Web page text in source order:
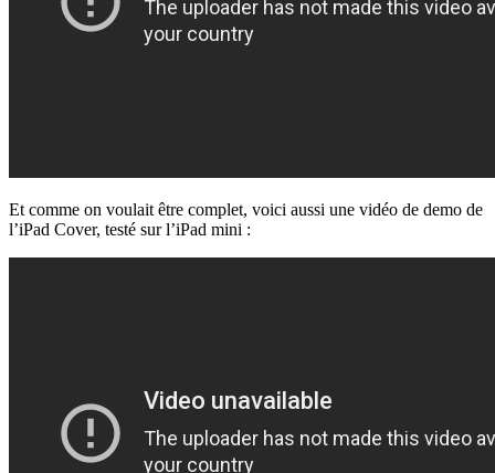
Et comme on voulait être complet, voici aussi une vidéo de demo de
l’iPad Cover, testé sur l’iPad mini :